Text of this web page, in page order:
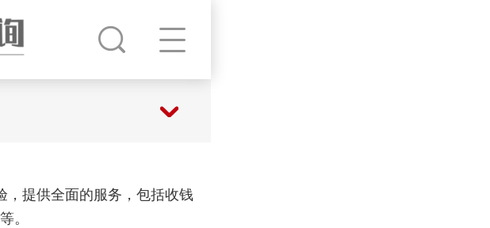
，提供全面的服务，包括收钱
。